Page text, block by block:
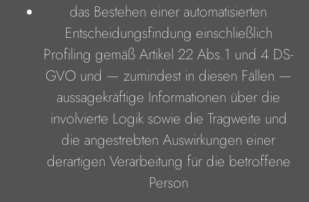
das Bestehen einer automatisierten
Entscheidungsfindung einschließlich
Profiling gemäß Artikel 22 Abs.1 und 4 DS-
GVO und — zumindest in diesen Fällen —
aussagekräftige Informationen über die
involvierte Logik sowie die Tragweite und
die angestrebten Auswirkungen einer
derartigen Verarbeitung für die betroffene
Person